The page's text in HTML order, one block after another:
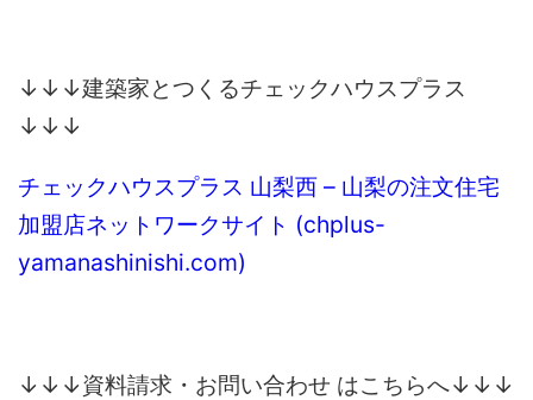
↓↓↓建築家とつくるチェックハウスプラス
↓↓↓
チェックハウスプラス 山梨西 – 山梨の注文住宅
加盟店ネットワークサイト (chplus-
yamanashinishi.com)
↓↓↓資料請求・お問い合わせ はこちらへ↓↓↓